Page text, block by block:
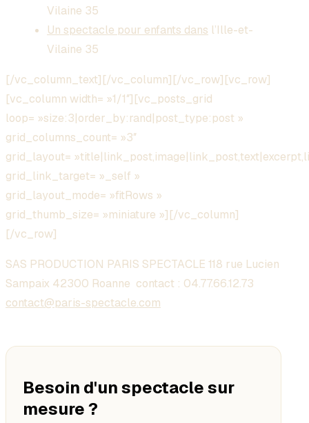
Vilaine 35
Un spectacle pour enfants dans l’Ille-et-
Vilaine 35
[/vc_column_text][/vc_column][/vc_row][vc_row]
[vc_column width= »1/1″][vc_posts_grid
loop= »size:3|order_by:rand|post_type:post »
grid_columns_count= »3″
grid_layout=
grid_link_target= »_self »
grid_layout_mode= »fitRows »
grid_thumb_size= »miniature »][/vc_column]
[/vc_row]
SAS PRODUCTION PARIS SPECTACLE 118 rue Lucien
Sampaix 42300 Roanne contact : 04.77.66.12.73
contact@paris-spectacle.com
Besoin d'un spectacle sur
mesure ?